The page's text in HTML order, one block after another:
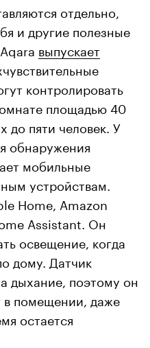
отдельно,
и другие полезные
выпускает
контролировать
площадью 40
до пяти человек. У
обнаружения
мобильные
устройствам.
Home, Amazon
Assistant. Он
освещение, когда
дому. Датчик
дыхание, поэтому он
в помещении, даже
остается